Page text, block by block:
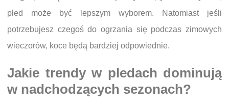
pled może być lepszym wyborem. Natomiast jeśli
potrzebujesz czegoś do ogrzania się podczas zimowych
wieczorów, koce będą bardziej odpowiednie.
Jakie trendy w pledach dominują
w nadchodzących sezonach?